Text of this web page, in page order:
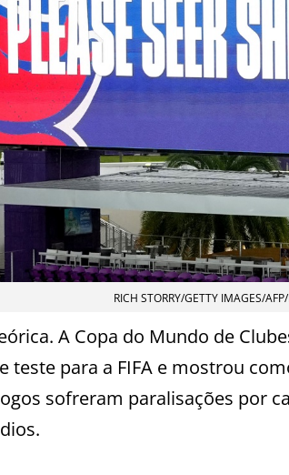
RICH STORRY/GETTY IMAGES/
A Copa do Mundo de
teste para a FIFA e mostrou
sofreram paralisações por